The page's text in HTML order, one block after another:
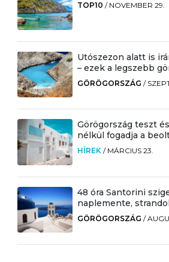
TOP10 / NOVEMBER 29.
Utószezon alatt is
– ezek a legszebb
GÖRÖGORSZÁG /
Görögország teszt
nélkül fogadja a
HÍREK / MÁRCIUS 23.
48 óra Santorini
naplemente,
GÖRÖGORSZÁG /